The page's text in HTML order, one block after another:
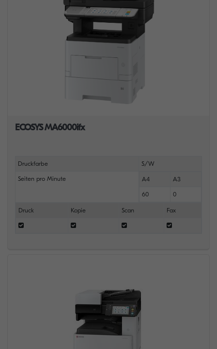
ECOSYS MA6000ifx
Druckfarbe S/W
Seiten pro Minute A4 A3
60 0
Druck Kopie Scan Fax